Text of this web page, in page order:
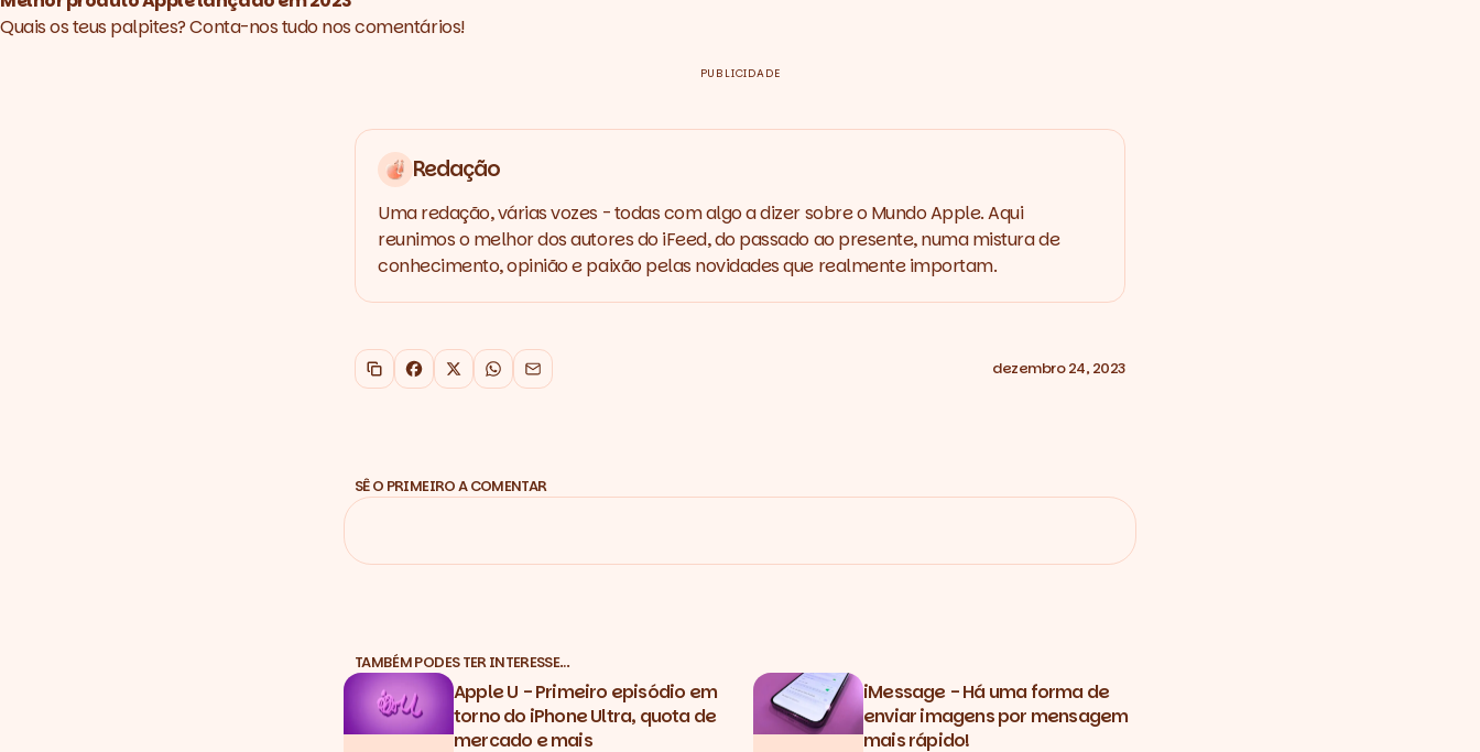
Quais os teus palpites? Conta-nos tudo nos comentários!
PUBLICIDADE
Redação
Uma redação, várias vozes - todas com algo a dizer sobre o Mundo Apple. Aqui
reunimos o melhor dos autores do iFeed, do passado ao presente, numa mistura de
conhecimento, opinião e paixão pelas novidades que realmente importam.
Copiar link
Facebook
X WhatsApp
Email dezembro 24, 2023
SÊ O PRIMEIRO A COMENTAR
TAMBÉM PODES TER INTERESSE…
Apple U - Primeiro episódio em
torno do iPhone Ultra, quota de
mercado e mais
iMessage - Há uma forma de
enviar imagens por mensagem
mais rápido!